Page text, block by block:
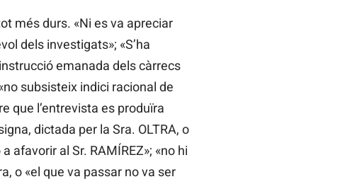
més durs. «Ni es va apreciar
dels investigats»; «S’ha
emanada dels càrrecs
subsisteix indici racional de
que l’entrevista es produïra
dictada per la Sra. OLTRA, o
afavorir al Sr. RAMÍREZ»; «no hi
o «el que va passar no va ser